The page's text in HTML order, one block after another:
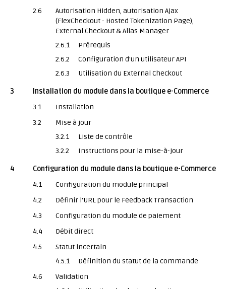
2.6
Autorisation Hidden, autorisation Ajax
(FlexCheckout - Hosted Tokenization Page),
External Checkout & Alias Manager
2.6.1
Prérequis
2.6.2
Configuration d'un utilisateur API
2.6.3
Utilisation du External Checkout
3
Installation du module dans la boutique e-Commerce
3.1
Installation
3.2
Mise à jour
3.2.1
Liste de contrôle
3.2.2
Instructions pour la mise-à-jour
4
Configuration du module dans la boutique e-Commerce
4.1
Configuration du module principal
4.2
Définir l'URL pour le Feedback Transaction
4.3
Configuration du module de paiement
4.4
Débit direct
4.5
Statut incertain
4.5.1
Définition du statut de la commande
4.6
Validation